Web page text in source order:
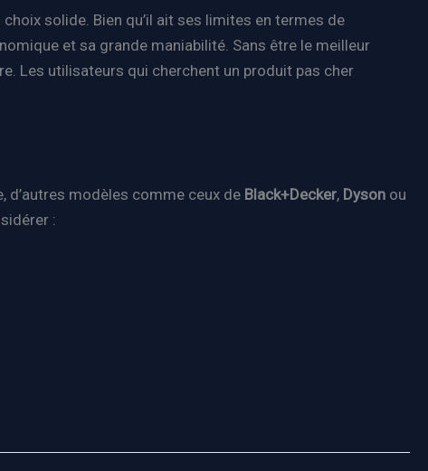
solide. Bien qu’il ait ses limites en termes de
et sa grande maniabilité. Sans être le meilleur
Les utilisateurs qui cherchent un produit pas cher
d’autres modèles comme ceux de Black+Decker, Dyson ou
: